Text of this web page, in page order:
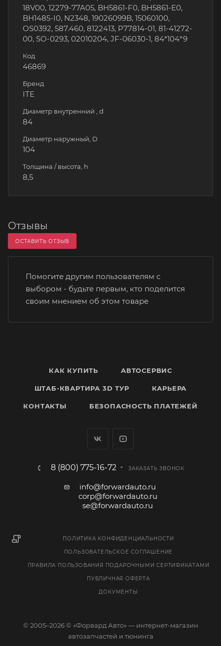
18V00, 12279-77A05, BH5861-F0, BH5861-E0,
BH1485-I0, N2348, 19026099B, 15060100,
OS0392, 587.460, 8122413, P77814-01, 81-41272-
00, SO-0293, 02010204, JF-06030-1, 84*104*9
Код
46869
Бренд
ITE
Диаметр внутренний , d
84
Диаметр наружный, D
104
Толщина / высота, h
8,5
Отзывы
ОСТАВИТЬ ОТЗЫВ
Помогите другим пользователям с
выбором - будьте первым, кто поделится
своим мнением об этом товаре
КАК КУПИТЬ АВТОСЕРВИС
ШТАБ-КВАРТИРА 3D ТУР КАРЬЕРА
КОНТАКТЫ БЕЗОПАСНОСТЬ ПЛАТЕЖЕЙ
8 (800) 775-16-72 ЗАКАЗАТЬ ЗВОНОК
info@forwardauto.ru
corp@forwardauto.ru
se@forwardauto.ru
ПОЛИТИКА КОНФИДЕНЦИАЛЬНОСТИ
ПОЛЬЗОВАТЕЛЬСКОЕ СОГЛАШЕНИЕ
ПРАВИЛА ПОЛЬЗОВАНИЯ ПОДАРОЧНЫМИ СЕРТИФИКАТАМИ
ПУБЛИЧНАЯ ОФЕРТА
ДОКУМЕНТЫ
© 2005–2026 © «Форвард Авто» — интернет-магазин
автозапчастей и тюнинга